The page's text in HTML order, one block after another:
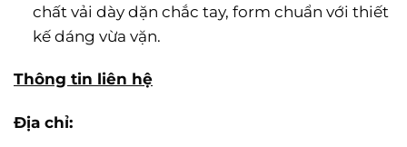
chất vải dày dặn chắc tay, form chuẩn với thiết
kế dáng vừa vặn.
Thông tin liên hệ
Địa chỉ: